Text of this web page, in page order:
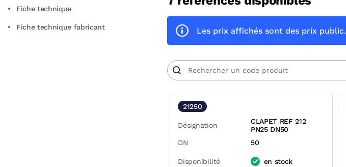
Fiche technique
Fiche technique fabricant Les prix affichés sont des prix
21250
Désignation
CLAPET REF 212
PN25 DN50
DN
50
Disponibilité en stock